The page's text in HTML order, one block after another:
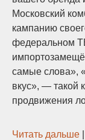
Московский
кампанию
федеральном
самые слова»,
вкус», — такой
продвижения
Читать дальше